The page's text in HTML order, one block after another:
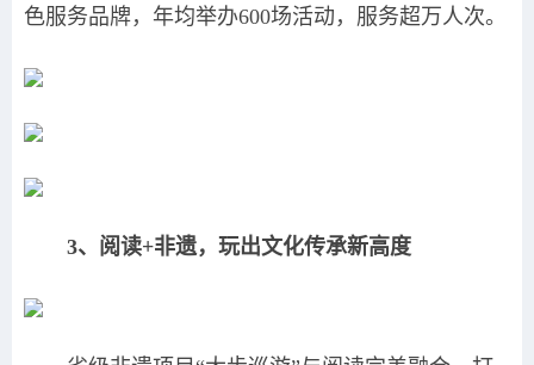
色服务品牌，年均举办600场活动，服务超万人次。
3、阅读+非遗，玩出文化传承新高度